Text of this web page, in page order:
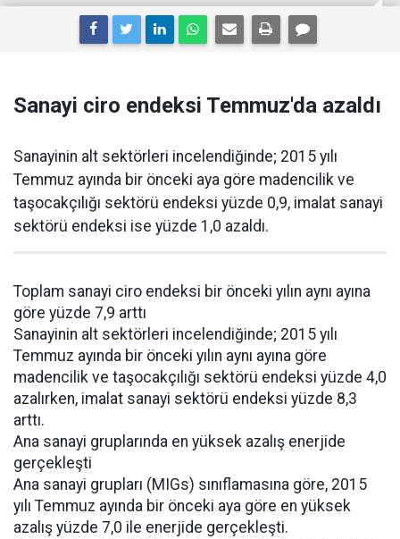
Sanayi ciro endeksi Temmuz'da azaldı
Sanayinin alt sektörleri incelendiğinde; 2015 yılı
Temmuz ayında bir önceki aya göre madencilik ve
taşocakçılığı sektörü endeksi yüzde 0,9, imalat sanayi
sektörü endeksi ise yüzde 1,0 azaldı.
Toplam sanayi ciro endeksi bir önceki yılın aynı ayına
göre yüzde 7,9 arttı
Sanayinin alt sektörleri incelendiğinde; 2015 yılı
Temmuz ayında bir önceki yılın aynı ayına göre
madencilik ve taşocakçılığı sektörü endeksi yüzde 4,0
azalırken, imalat sanayi sektörü endeksi yüzde 8,3
arttı.
Ana sanayi gruplarında en yüksek azalış enerjide
gerçekleşti
Ana sanayi grupları (MIGs) sınıflamasına göre, 2015
yılı Temmuz ayında bir önceki aya göre en yüksek
azalış yüzde 7,0 ile enerjide gerçekleşti.